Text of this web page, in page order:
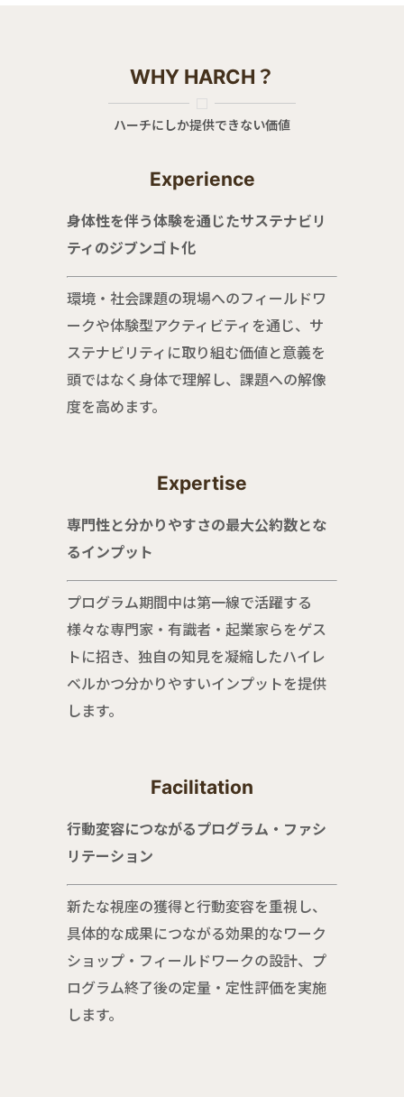
WHY HARCH？
ハーチにしか提供できない価値
Experience
身体性を伴う体験を通じたサステナビリ
ティのジブンゴト化
環境・社会課題の現場へのフィールドワ
ークや体験型アクティビティを通じ、サ
ステナビリティに取り組む価値と意義を
頭ではなく身体で理解し、課題への解像
度を高めます。
Expertise
専門性と分かりやすさの最大公約数とな
るインプット
プログラム期間中は第一線で活躍する
様々な専門家・有識者・起業家らをゲス
トに招き、独自の知見を凝縮したハイレ
ベルかつ分かりやすいインプットを提供
します。
Facilitation
行動変容につながるプログラム・ファシ
リテーション
新たな視座の獲得と行動変容を重視し、
具体的な成果につながる効果的なワーク
ショップ・フィールドワークの設計、プ
ログラム終了後の定量・定性評価を実施
します。